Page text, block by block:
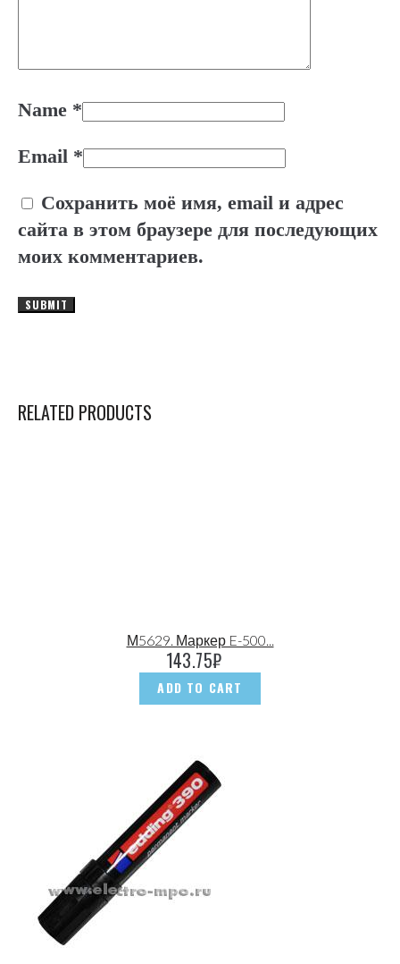
Name *
Email *
Сохранить моё имя, email и адрес
сайта в этом браузере для последующих
моих комментариев.
RELATED PRODUCTS
М5629. Маркер E-500...
143.75₽
ADD TO CART